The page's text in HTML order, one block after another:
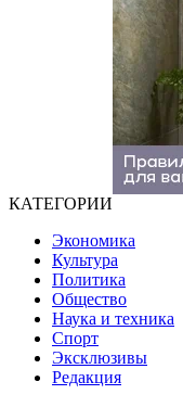
КАТЕГОРИИ
Экономика
Культура
Политика
Общество
Наука и техника
Спорт
Эксклюзивы
Редакция